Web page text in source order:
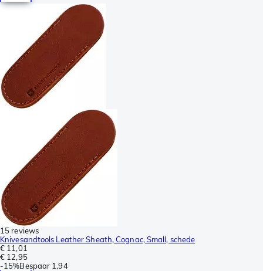
15 reviews
Knivesandtools Leather Sheath, Cognac, Small, schede
€ 11,01
€ 12,95
-15%Bespaar 1,94